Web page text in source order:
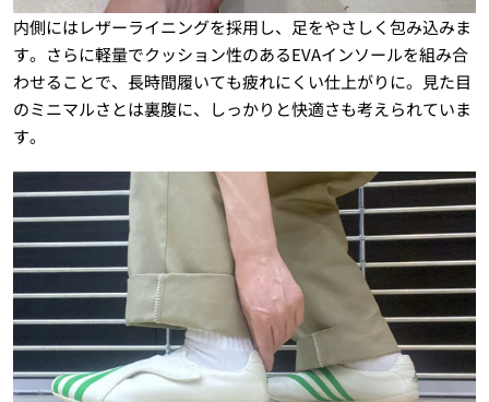
内側にはレザーライニングを採用し、足をやさしく包み込みま
す。さらに軽量でクッション性のあるEVAインソールを組み合
わせることで、長時間履いても疲れにくい仕上がりに。見た目
のミニマルさとは裏腹に、しっかりと快適さも考えられていま
す。